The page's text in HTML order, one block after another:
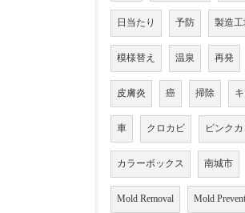
日当たり 予防 製造工
模様替え 温泉 再発
皮膚炎 癌 掃除
車 クロカビ ピンクカ
カラーボックス 南城市
Mold Removal Mold